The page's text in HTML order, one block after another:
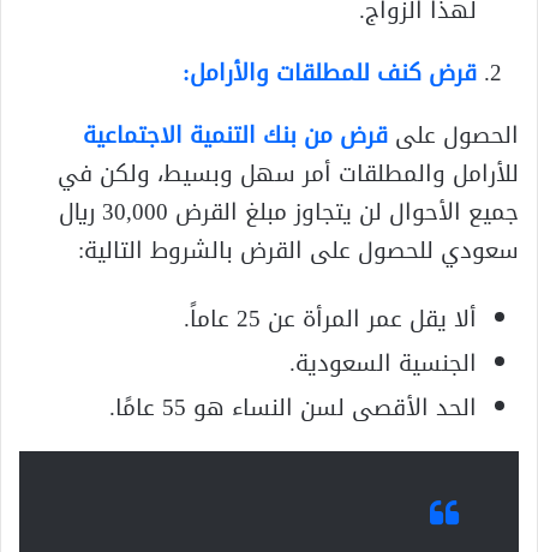
لهذا الزواج.
قرض كنف للمطلقات والأرامل:
الحصول علىقرض من بنك التنمية الاجتماعية
للأرامل والمطلقات أمر سهل وبسيط، ولكن في
جميع الأحوال لن يتجاوز مبلغ القرض 30,000 ريال
سعودي للحصول على القرض بالشروط التالية:
ألا يقل عمر المرأة عن 25 عاماً.
الجنسية السعودية.
الحد الأقصى لسن النساء هو 55 عامًا.